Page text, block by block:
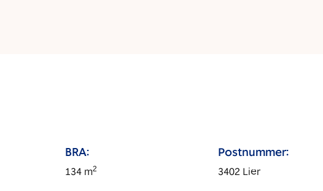
BRA:
134m2
Postnummer:
3402 Lier